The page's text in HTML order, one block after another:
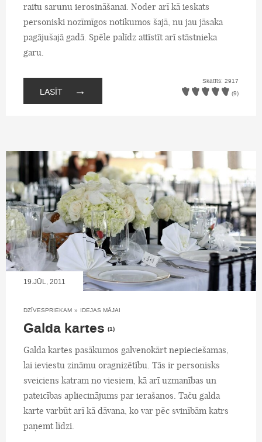
raitu sarunu ierosināšanai. Noder arī kā ieskats
personiski nozīmīgos notikumos šajā, nu jau jāsaka
pagājušajā gadā. Spēle palīdz attīstīt arī stāstnieka
garu.
LASĪT →
Skatīts: 2917
(9)
19.JŪL, 2011
DZĪVESPRIEKAM » IDEJAS MĀJAI
Galda kartes (1)
Galda kartes pasākumos galvenokārt nepieciešamas,
lai ieviestu zināmu oragnizētību. Tās ir personisks
sveiciens katram no viesiem, kā arī uzmanības un
pateicības apliecinājums par ierašanos. Taču galda
karte varbūt arī kā dāvana, ko var pēc svinībām katrs
paņemt līdzi.